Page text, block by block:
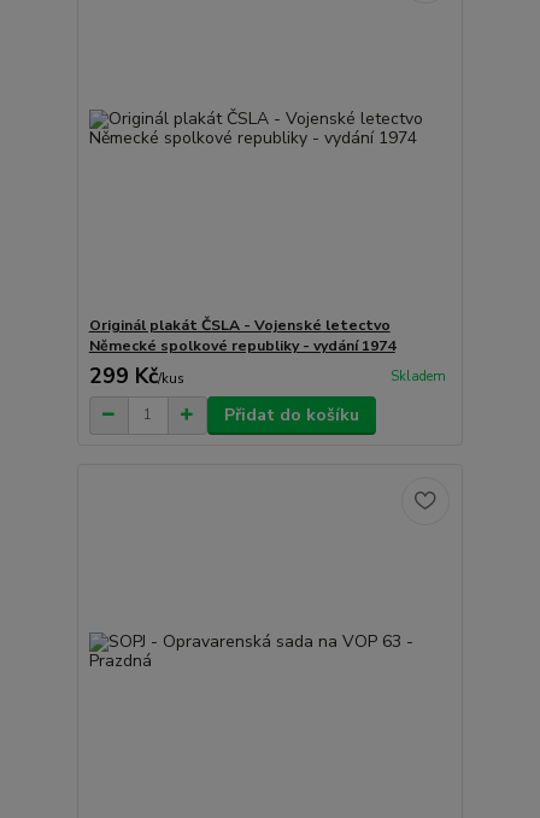
Originál plakát ČSLA - Vojenské letectvo
Německé spolkové republiky - vydání 1974
299 Kč/kus Skladem
Přidat do košíku